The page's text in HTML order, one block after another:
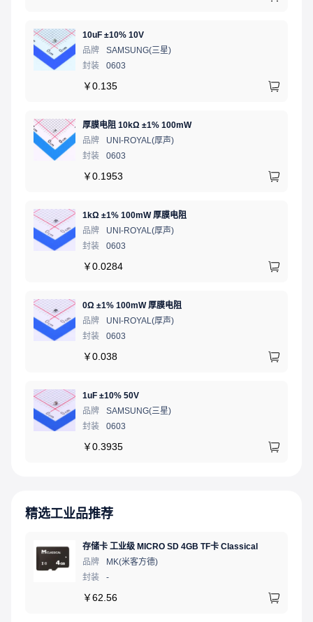
10uF ±10% 10V
品牌
SAMSUNG(三星)
封装
0603
￥0.135
厚膜电阻 10kΩ ±1% 100mW
品牌
UNI-ROYAL(厚声)
封装
0603
￥0.1953
1kΩ ±1% 100mW 厚膜电阻
品牌
UNI-ROYAL(厚声)
封装
0603
￥0.0284
0Ω ±1% 100mW 厚膜电阻
品牌
UNI-ROYAL(厚声)
封装
0603
￥0.038
1uF ±10% 50V
品牌
SAMSUNG(三星)
封装
0603
￥0.3935
精选工业品推荐
存储卡 工业级 MICRO SD 4GB TF卡 Classical
品牌
MK(米客方德)
封装
-
￥62.56